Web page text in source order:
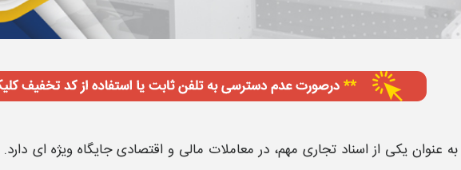
عنوان یکی از اسناد تجاری مهم، در معاملات مالی و اقتصادی جایگاه ویژه‌ ای